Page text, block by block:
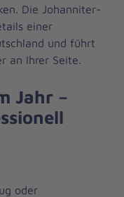
Die Johanniter-
einer
und führt
an Ihrer Seite.
Jahr –
oder